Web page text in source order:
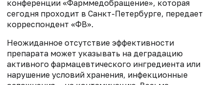
конференции «Фарммедобращение», которая
сегодня проходит в Санкт-Петербурге, передает
корреспондент «ФВ».
Неожиданное отсутствие эффективности
препарата может указывать на деградацию
активного фармацевтического ингредиента или
нарушение условий хранения, инфекционные